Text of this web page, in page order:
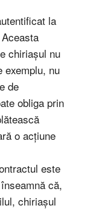
la
chiriașul nu
exemplu, nu
de
obliga prin
o acțiune
este
că,
chiriașul